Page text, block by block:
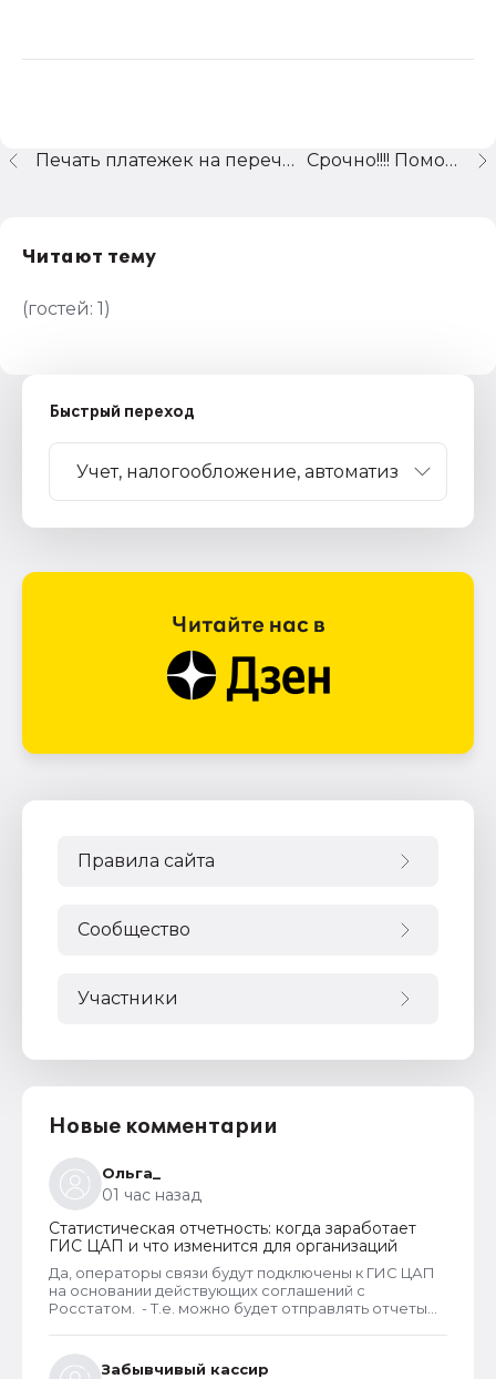
Срочно!!!! Помогите!!!
Печать платежек на перечисление налогов с з/пл в 1С.
Читают тему
(гостей: 1)
Быстрый переход
Правила сайта
Сообщество
Участники
Новые комментарии
Ольга_
01 час назад
Статистическая отчетность: когда заработает
ГИС ЦАП и что изменится для организаций
Да, операторы связи будут подключены к ГИС ЦАП
на основании действующих соглашений с
Росстатом. - Т.е. можно будет отправлять отчеты
Забывчивый кассир